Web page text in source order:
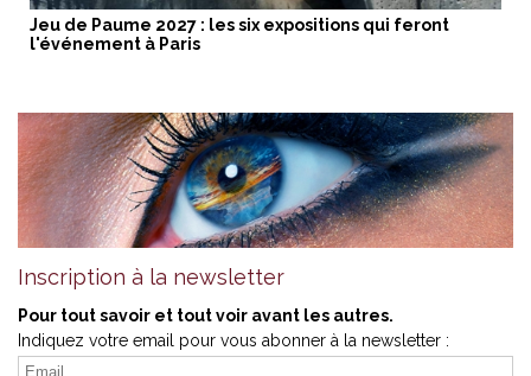
Jeu de Paume 2027 : les six expositions qui feront
l'événement à Paris
Inscription à la newsletter
Pour tout savoir et tout voir avant les autres.
Indiquez votre email pour vous abonner à la newsletter :